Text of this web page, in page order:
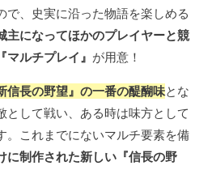
で、史実に沿った物語を楽しめる
主になってほかのプレイヤーと競
ルチプレイ』 が用意！
信長の野望』の一番の醍醐味とな
として戦い、ある時は味方として
。これまでにないマルチ要素を備
に制作された新しい『信長の野